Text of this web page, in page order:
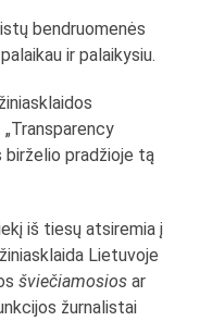
bendruomenės
ir palaikysiu.
. „Transparency
pradžioje tą
iš tiesų atsiremia į
Lietuvoje
šviečiamosios ar
žurnalistai